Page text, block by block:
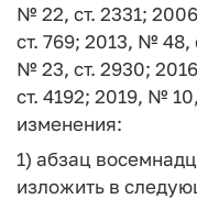
№ 22, ст. 2331;
ст. 769; 2013, № 48,
№ 23, ст. 2930;
ст. 4192; 2019, №
изменения:
1) абзац
изложить в